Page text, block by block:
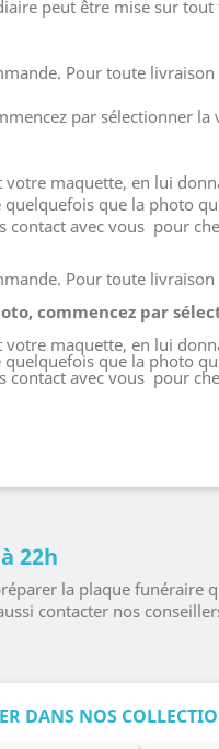
peut être mise sur
Pour toute
par sélectionner
maquette, en lui
que la photo
contact avec vous pour
Pour toute
commencez par
maquette, en lui
que la photo
contact avec vous pour
22h
la plaque
contacter nos
DANS NOS